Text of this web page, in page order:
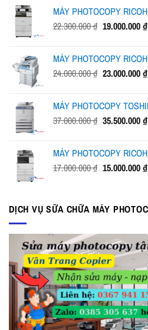
32.500.000 ₫.
MÁY PHOTOCOPY
22.300.000₫ Giá
22.300.000 ₫.
19.000.000₫
MÁY PHOTOCOPY
24.000.000₫ Giá
24.000.000 ₫.
23.000.000₫
MÁY PHOTOCOPY
37.000.000₫ Giá
37.000.000 ₫.
35.500.000₫
MÁY PHOTOCOPY
17.000.000₫ Giá
17.000.000 ₫.
15.000.000₫
DỊCH VỤ SỮA CHỮA MÁY